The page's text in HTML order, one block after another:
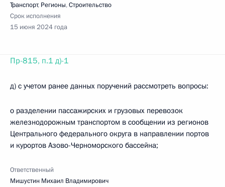
Транспорт, Регионы,Строительство
Срок исполнения
15 июня 2024 года
Пр-815, п.1 д)-1
д) с учетом ранее данных поручений рассмотреть вопросы:
о разделении пассажирских и грузовых перевозок
железнодорожным транспортом в сообщении из регионов
Центрального федерального округа в направлении портов
и курортов Азово-Черноморского бассейна;
Ответственный
Мишустин Михаил Владимирович